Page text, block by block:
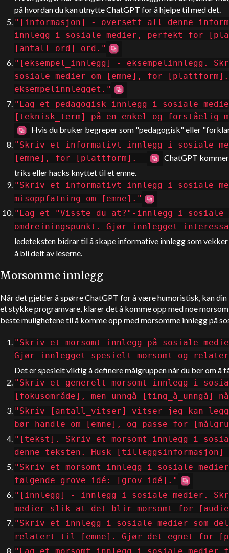
på hvordan du kan utnytteChatGPT for å hjelpe til med det.
"[informasjon] - oversett all denne
innlegg i sosiale medier, perfekt for
[antall_ord] ord."
"[eksempel_innlegg] - eksempelinnlegg.
sosiale medier om [emne], for
eksempelinnlegget."
"Lag et pedagogisk innlegg i sosiale
[teknisk_term] på en enkel og forståelig
Hvis du bruker begreper som "pedagogisk" eller
"Skriv et informativt innlegg i sosiale
[emne], for [plattform].
ChatGPT
triks eller hacks knyttet til et emne.
"Skriv et informativt innlegg i sosiale
misoppfatning om [emne]."
"Lag et "Visste du at?"-innlegg i sosiale
omdreiningspunkt. Gjør innlegget
ledeteksten bidrar til å skape informative innlegg som
å bli delt av leserne.
Morsomme innlegg
Når det gjelder å spørreChatGPT for å være humoristisk, kan
et stykke programvare, klarer det å komme opp med noe
beste mulighetene til å komme opp med morsomme innlegg på
"Skriv et morsomt innlegg på sosiale
Gjør innlegget spesielt morsomt og
Det er spesielt viktig å definere målgruppen når du ber om å
"Skriv et generelt morsomt innlegg i
[fokusområde], men unngå
"Skriv [antall_vitser] vitser jeg kan
bør handle om [emne], og passe for
"[tekst]. Skriv et morsomt innlegg i
denne teksten. Husk
"Skriv et morsomt innlegg i sosiale
følgende grove idé: [grov_idé]."
"[innlegg] - innlegg i sosiale medier.
medier slik at det blir morsomt for
"Skriv et innlegg i sosiale medier som
relatert til [emne]. Gjør det egnet for